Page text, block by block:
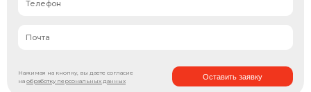
Нажимая на кнопку, вы даете согласие
на обработку персональных данных Оставить заявку